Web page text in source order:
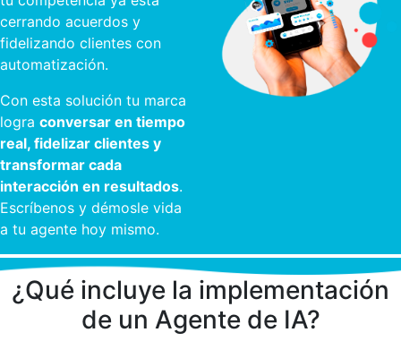
cerrando acuerdos y
fidelizando clientes con
automatización.
Con esta solución tu marca
logra conversar en tiempo
real, fidelizar clientes y
transformar cada
interacción en resultados.
Escríbenos y démosle vida
a tu agente hoy mismo.
¿Qué incluye la implementación
de un Agente de IA?